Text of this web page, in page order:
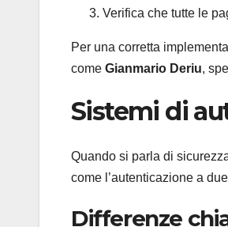
Verifica che tutte le
Per una corretta
come Gianmario Deriu,
Sistemi di
Quando si parla di
come l’autenticazione a
Differenze